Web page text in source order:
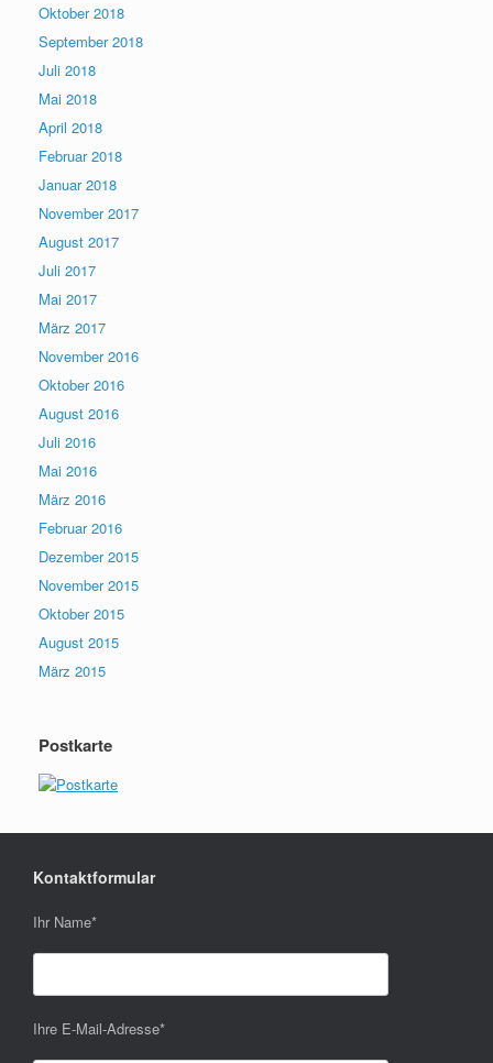
Oktober 2018
September 2018
Juli 2018
Mai 2018
April 2018
Februar 2018
Januar 2018
November 2017
August 2017
Juli 2017
Mai 2017
März 2017
November 2016
Oktober 2016
August 2016
Juli 2016
Mai 2016
März 2016
Februar 2016
Dezember 2015
November 2015
Oktober 2015
August 2015
März 2015
Postkarte
Kontaktformular
Ihr Name*
Ihre E-Mail-Adresse*